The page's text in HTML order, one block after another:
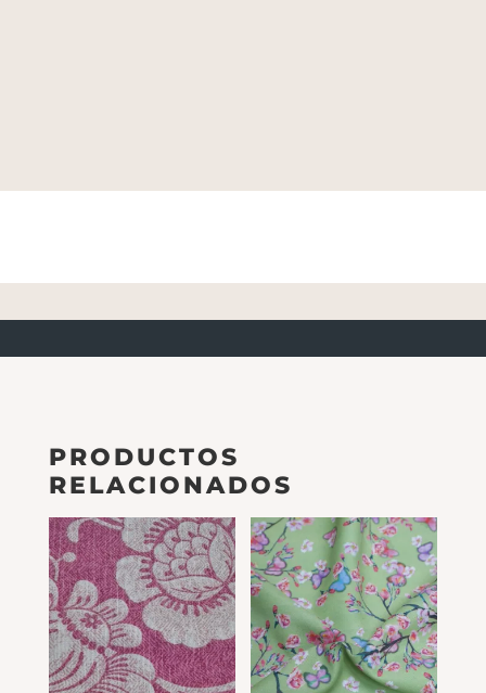
PRODUCTOS
RELACIONADOS